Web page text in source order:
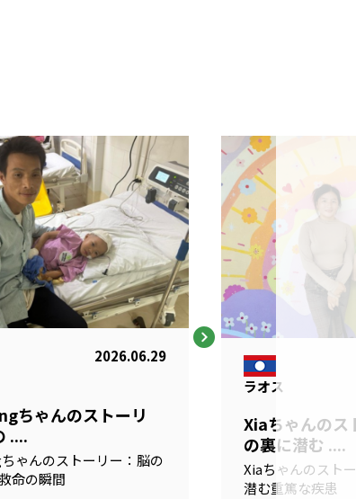
2026.06.29
ちゃんのストーリ
....
ゃんのストーリー：脳の
命の瞬間
ラオス
Xiaちゃんのス
の裏に潜む ....
Xiaちゃんのスト
潜む重篤な疾患